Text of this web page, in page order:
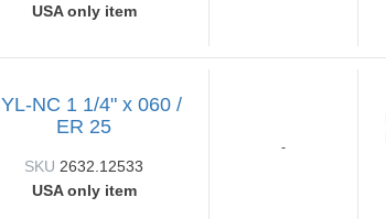
USA only item
NC 1 1/4" x 060 /
ER 25
SKU 2632.12533
USA only item
-